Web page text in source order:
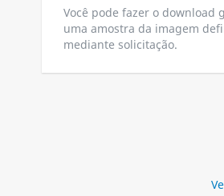
Você pode fazer o download
uma amostra da imagem
mediante solicitação.